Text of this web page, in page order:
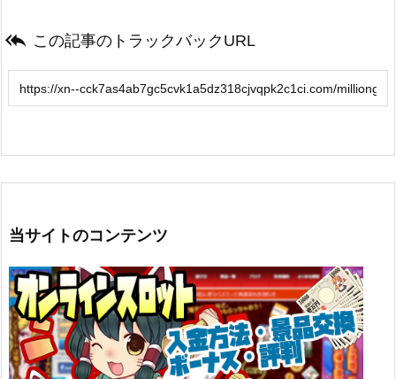
 この記事のトラックバックURL
当サイトのコンテンツ